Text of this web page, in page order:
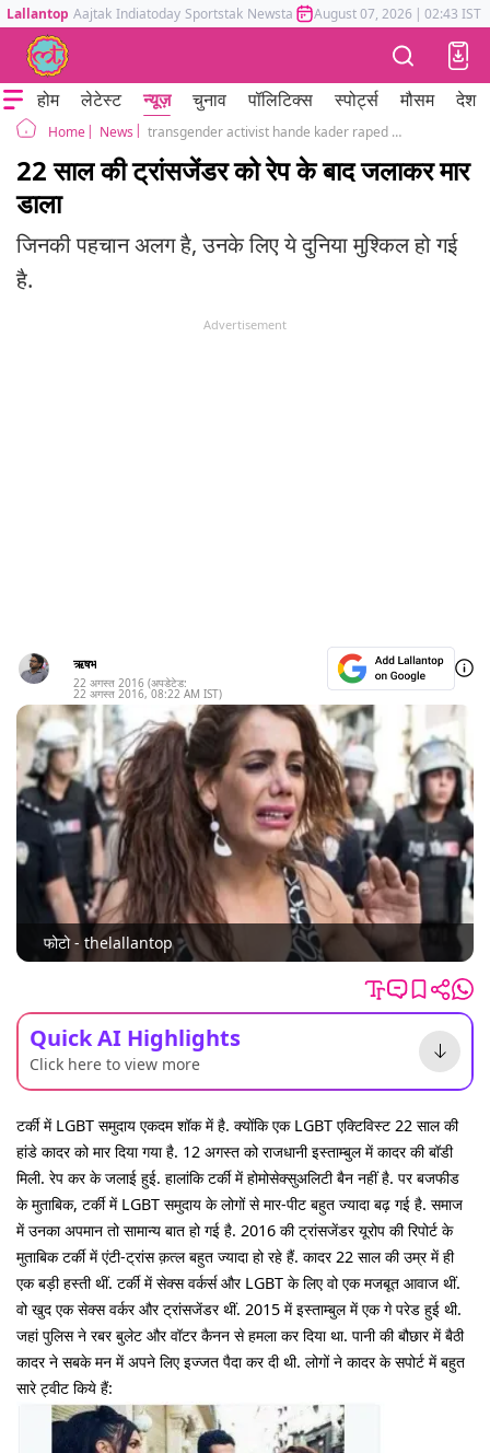
Lallantop Aajtak Indiatoday Sportstak Newstak Mumbai Tak Astrotak
August 07, 2026 | 02:43 IST
होम लेटेस्ट न्यूज़ चुनाव पॉलिटिक्स स्पोर्ट्स मौसम देश
Home News transgender activist hande kader raped and burned to death in turkey
22 साल की ट्रांसजेंडर को रेप के बाद जलाकर मार
डाला
जिनकी पहचान अलग है, उनके लिए ये दुनिया मुश्किल हो गई
है.
Advertisement
ऋषभ
22 अगस्त 2016 (अपडेटेड:
22 अगस्त 2016, 08:22 AM IST)
फोटो - thelallantop
Quick AI Highlights
Click here to view more
टर्की में LGBT समुदाय एकदम शॉक में है. क्योंकि एक LGBT एक्टिविस्ट 22 साल की
हांडे कादर को मार दिया गया है. 12 अगस्त को राजधानी इस्ताम्बुल में कादर की बॉडी
मिली. रेप कर के जलाई हुई. हालांकि टर्की में होमोसेक्सुअलिटी बैन नहीं है. पर बजफीड
के मुताबिक, टर्की में LGBT समुदाय के लोगों से मार-पीट बहुत ज्यादा बढ़ गई है. समाज
में उनका अपमान तो सामान्य बात हो गई है. 2016 की ट्रांसजेंडर यूरोप की रिपोर्ट के
मुताबिक टर्की में एंटी-ट्रांस क़त्ल बहुत ज्यादा हो रहे हैं. कादर 22 साल की उम्र में ही
एक बड़ी हस्ती थीं. टर्की में सेक्स वर्कर्स और LGBT के लिए वो एक मजबूत आवाज थीं.
वो खुद एक सेक्स वर्कर और ट्रांसजेंडर थीं. 2015 में इस्ताम्बुल में एक गे परेड हुई थी.
जहां पुलिस ने रबर बुलेट और वॉटर कैनन से हमला कर दिया था. पानी की बौछार में बैठी
कादर ने सबके मन में अपने लिए इज्जत पैदा कर दी थी. लोगों ने कादर के सपोर्ट में बहुत
सारे ट्वीट किये हैं: